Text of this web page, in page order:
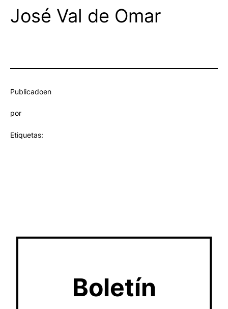
José Val de Omar
Publicadoen
por
Etiquetas:
Boletín